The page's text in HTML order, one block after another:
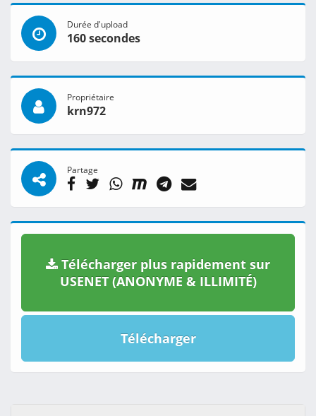
Durée d'upload
160 secondes
Propriétaire
krn972
Partage
Télécharger plus rapidement sur
USENET (ANONYME & ILLIMITÉ)
Télécharger